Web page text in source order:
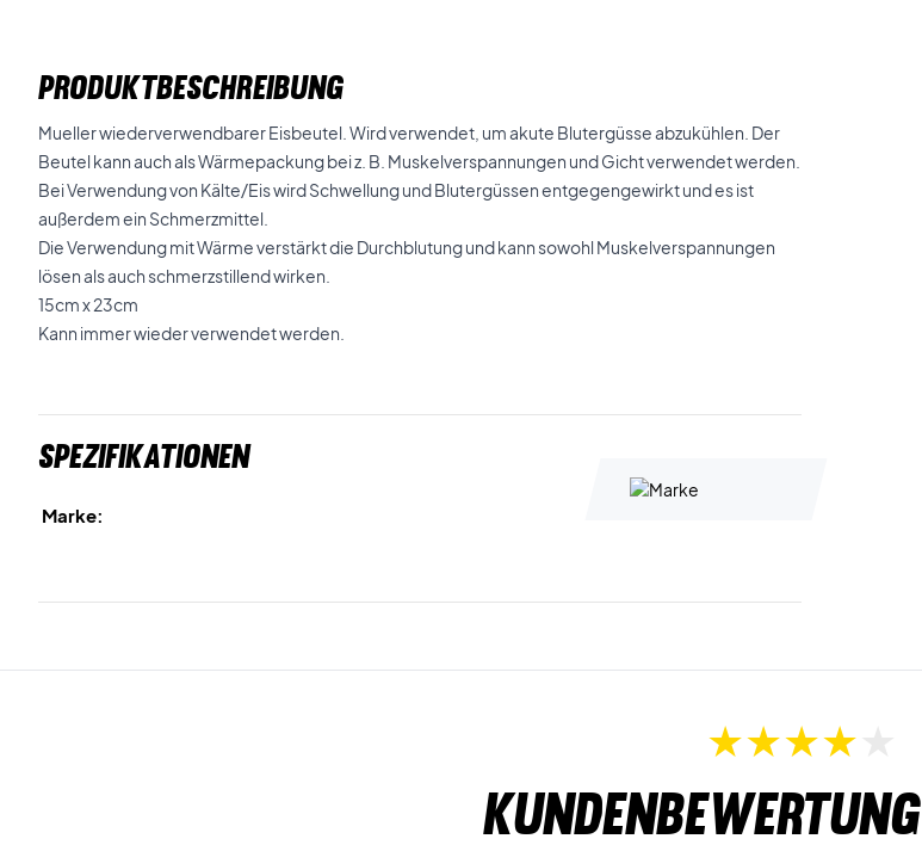
PRODUKTBESCHREIBUNG
Mueller wiederverwendbarer Eisbeutel. Wird verwendet, um akute Blutergüsse abzukühlen. Der
Beutel kann auch als Wärmepackung bei z. B. Muskelverspannungen und Gicht verwendet werden.
Bei Verwendung von Kälte/Eis wird Schwellung und Blutergüssen entgegengewirkt und es ist
außerdem ein Schmerzmittel.
Die Verwendung mit Wärme verstärkt die Durchblutung und kann sowohl Muskelverspannungen
lösen als auch schmerzstillend wirken.
15cm x 23cm
Kann immer wieder verwendet werden.
Spezifikationen
Marke:
Kundenbewertung